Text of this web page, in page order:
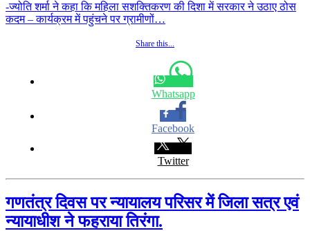
-ज्योति शर्मा ने कहा कि महिला सशक्तिकरण की दिशा में सरकार ने उठाए ठोस
कदम – कार्यक्रम में पहुंचने पर ग्रामीणों…
Share this...
Whatsapp
Facebook
Twitter
गणतंत्र दिवस पर न्यायालय परिसर में जिला सत्र एवं
न्यायाधीश ने फहराया तिरंगा.